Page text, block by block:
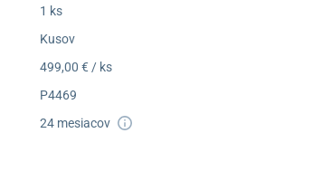
1 ks
Kusov
499,00 € / ks
P4469
24 mesiacov